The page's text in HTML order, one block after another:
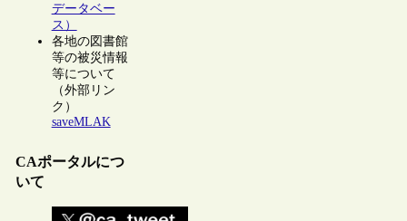
データベー
ス）
各地の図書館
等の被災情報
等について
（外部リン
ク）
saveMLAK
CAポータルにつ
いて